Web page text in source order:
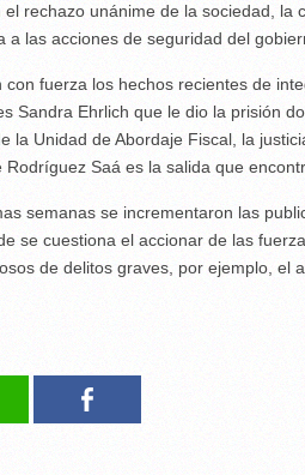
rechazo unánime de la sociedad, la
a las acciones de seguridad del
fuerza los hechos recientes de
Sandra Ehrlich que le dio la prisión
la Unidad de Abordaje Fiscal, la
Saá es la salida que
semanas se incrementaron las
se cuestiona el accionar de las
de delitos graves, por ejemplo, el